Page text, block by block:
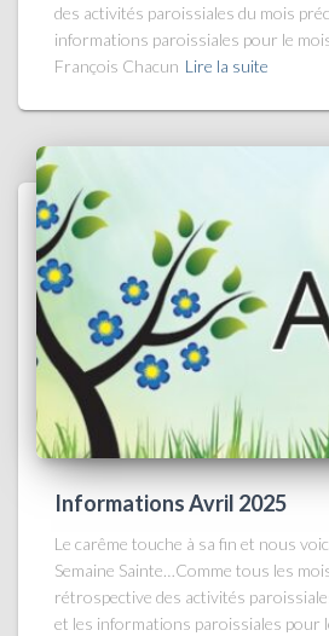
des activités paroissiales du mois
informations paroissiales pour le
François Chacun Lire la suite
Informations Avril 2025
Le carême touche à sa fin et nous
Semaine Sainte…Comme tous les
rétrospective des activités
et les informations paroissiales pour